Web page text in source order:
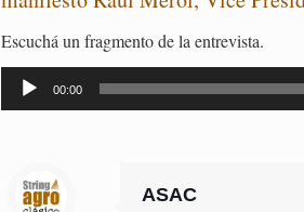
Escuchá un fragmento de la entrevista.
Reproductor
audio
00:00
ASAC